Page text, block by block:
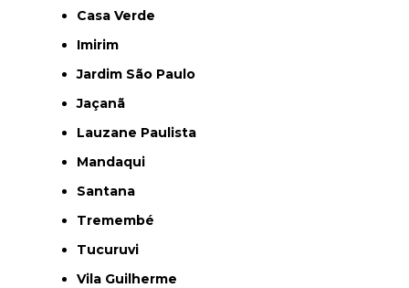
Casa Verde
Imirim
Jardim São Paulo
Jaçanã
Lauzane Paulista
Mandaqui
Santana
Tremembé
Tucuruvi
Vila Guilherme